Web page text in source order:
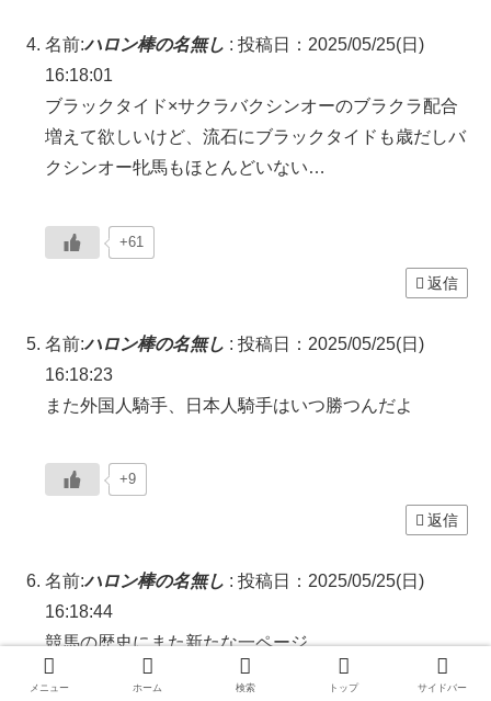
名前:ハロン棒の名無し : 投稿日：2025/05/25(日)
16:18:01
ブラックタイド×サクラバクシンオーのブラクラ配合
増えて欲しいけど、流石にブラックタイドも歳だしバ
クシンオー牝馬もほとんどいない…
+61
返信
名前:ハロン棒の名無し : 投稿日：2025/05/25(日)
16:18:23
また外国人騎手、日本人騎手はいつ勝つんだよ
+9
返信
名前:ハロン棒の名無し : 投稿日：2025/05/25(日)
16:18:44
競馬の歴史にまた新たな一ページ…
最年長記録だから古いけど
メニュー ホーム 検索 トップ サイドバー